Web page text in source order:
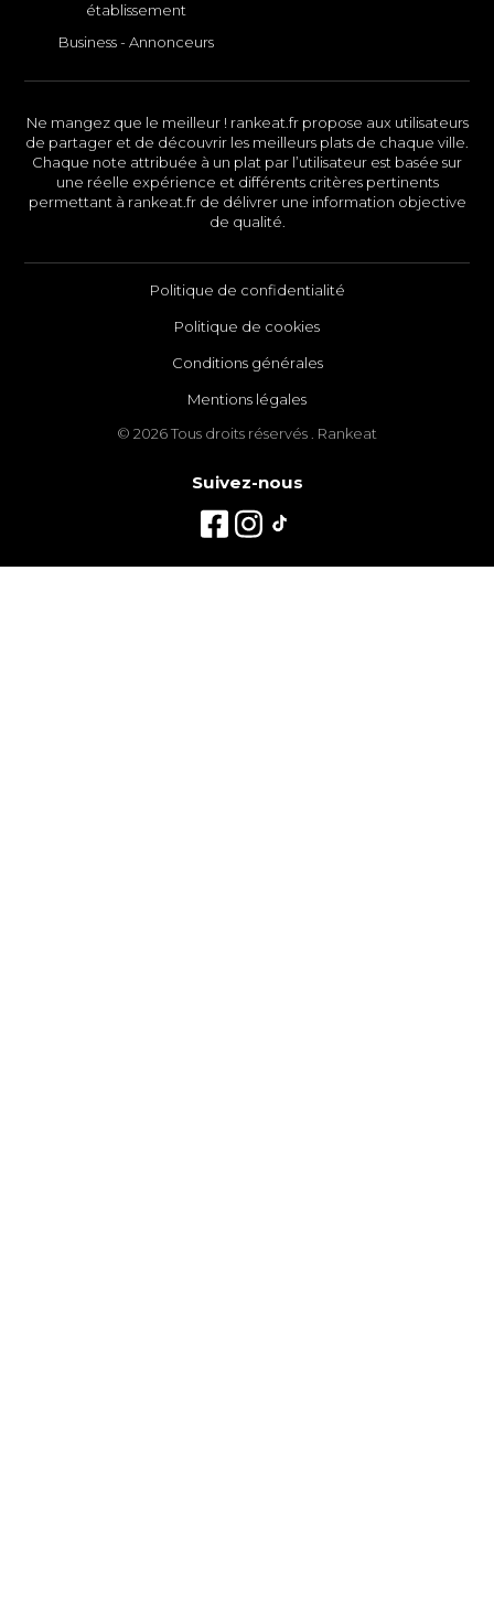
établissement
Business - Annonceurs
Ne mangez que le meilleur ! rankeat.fr propose aux utilisateurs
de partager et de découvrir les meilleurs plats de chaque ville.
Chaque note attribuée à un plat par l’utilisateur est basée sur
une réelle expérience et différents critères pertinents
permettant à rankeat.fr de délivrer une information objective
de qualité.
Politique de confidentialité
Politique de cookies
Conditions générales
Mentions légales
© 2026 Tous droits réservés . Rankeat
Suivez-nous